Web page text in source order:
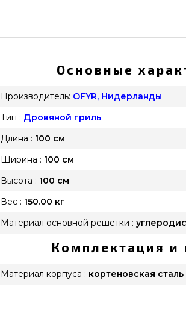
Основные
Производитель: OFYR, Нидерланды
Тип : Дровяной гриль
Длина : 100 см
Ширина : 100 см
Высота : 100 см
Вес : 150.00 кг
Материал основной решетки :
Комплектация и
Материал корпуса : кортеновская сталь